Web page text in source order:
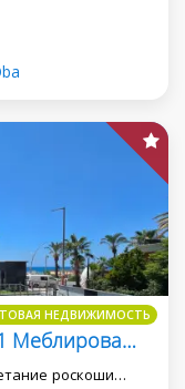
НЕДВИЖИМОСТЬ
Серенити Оба Роял Бич - 2+1 Меблированная Квартира С Прямым Видом На Море
роскоши…